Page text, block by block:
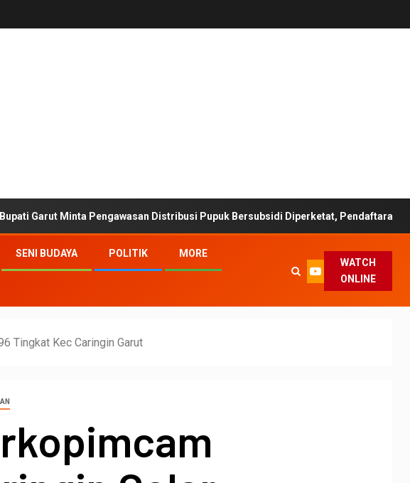
Minta Pengawasan Distribusi Pupuk Bersubsidi Diperketat, Pendaftaran RDKK
SENI BUDAYA POLITIK MORE
WATCH
ONLINE
Tingkat Kec Caringin Garut